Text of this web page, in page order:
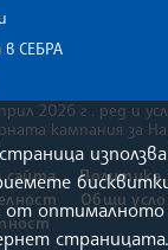
в СЕБРА
2026 г . ред и
кампания за
сайта
Политика
Общи
от оптималното
страницата.